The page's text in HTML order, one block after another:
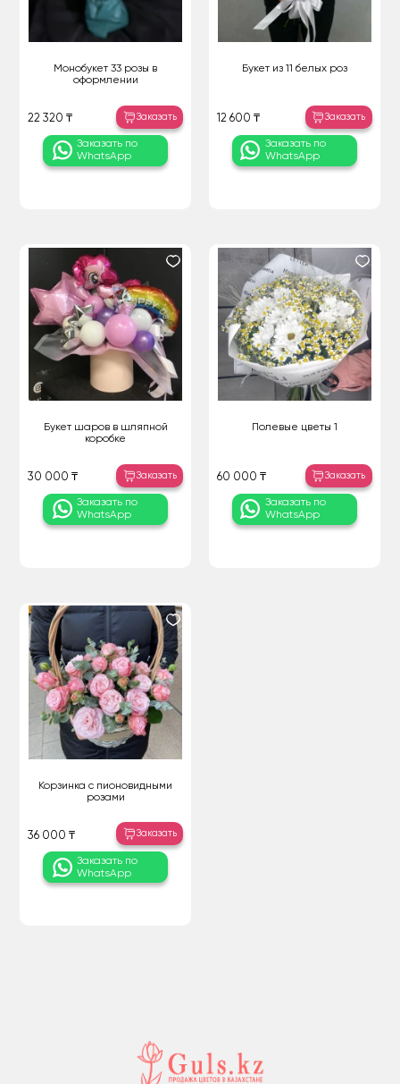
Монобукет 33 розы в
оформлении
22 320 ₸ Заказать
Заказать по
WhatsApp
Букет из 11 белых роз
12 600 ₸ Заказать
Заказать по
WhatsApp
Букет шаров в шляпной
коробке
30 000 ₸ Заказать
Заказать по
WhatsApp
Полевые цветы 1
60 000 ₸ Заказать
Заказать по
WhatsApp
Корзинка с пионовидными
розами
36 000 ₸ Заказать
Заказать по
WhatsApp